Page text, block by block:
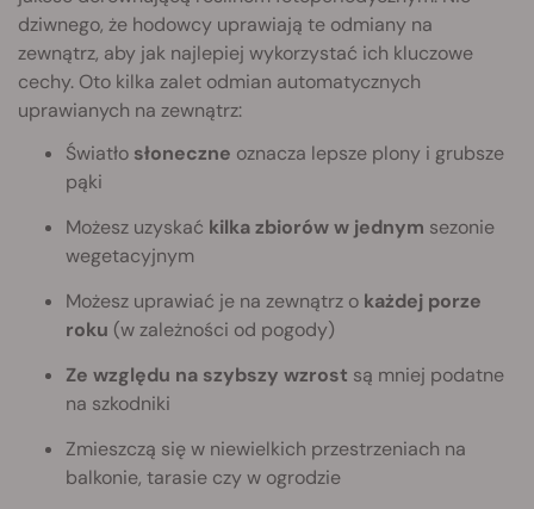
dziwnego, że hodowcy uprawiają te odmiany na
zewnątrz, aby jak najlepiej wykorzystać ich kluczowe
cechy. Oto kilka zalet odmian automatycznych
uprawianych na zewnątrz:
Światło słoneczne oznacza lepsze plony i grubsze
pąki
Możesz uzyskać kilka zbiorów w jednym sezonie
wegetacyjnym
Możesz uprawiać je na zewnątrz o każdej porze
roku (w zależności od pogody)
Ze względu na szybszy wzrost są mniej podatne
na szkodniki
Zmieszczą się w niewielkich przestrzeniach na
balkonie, tarasie czy w ogrodzie